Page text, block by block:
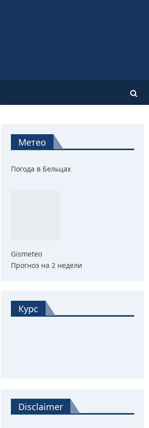
Метео
Погода в Бельцах
Gismeteo
Прогноз на 2 недели
Курс
Disclaimer